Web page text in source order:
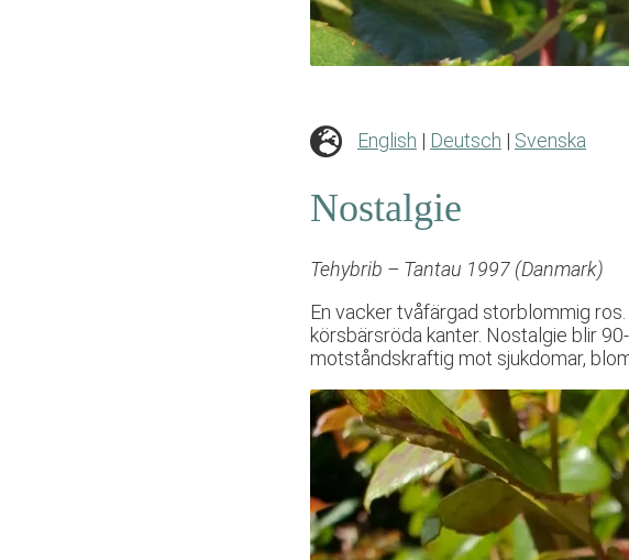
English | Deutsch | Svenska
Nostalgie
Tehybrib – Tantau 1997 (Danmark)
En vacker tvåfärgad storblommig
körsbärsröda kanter. Nostalgie blir
motståndskraftig mot sjukdomar,